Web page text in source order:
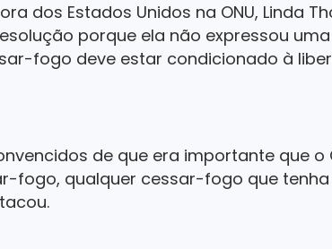
dos Estados Unidos na ONU, Linda
porque ela não expressou
fogo deve estar condicionado à
de que era importante que
fogo, qualquer cessar-fogo que